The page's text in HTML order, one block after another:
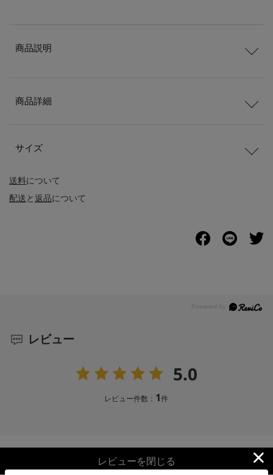
送料について
配送と返品について
商品説明
商品詳細
サイズ
レビュー
5.0
レビュー件数： 1件
レビューを閉じる